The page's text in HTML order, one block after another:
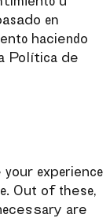
en
haciendo
Política de
experience
Out of these,
are